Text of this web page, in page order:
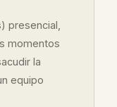
presencial,
momentos
la
equipo